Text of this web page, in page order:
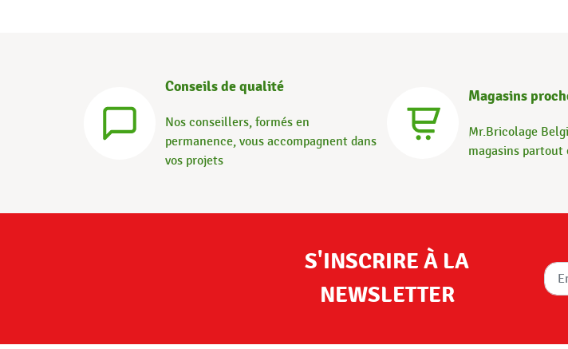
Conseils de qualité
Nos conseillers, formés en
permanence, vous accompagnent dans
vos projets
Magasins
Mr.Bricolage
magasins partout
S'INSCRIRE À LA
NEWSLETTER